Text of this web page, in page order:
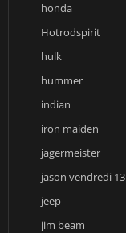
honda
Hotrodspirit
hulk
hummer
indian
iron maiden
jagermeister
jason vendredi 13
jeep
jim beam